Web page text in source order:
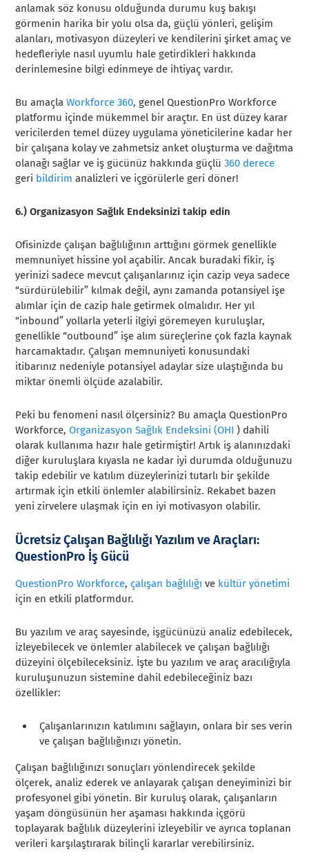
anlamak söz konusu olduğunda durumu kuş bakışı
görmenin harika bir yolu olsa da, güçlü yönleri, gelişim
alanları, motivasyon düzeyleri ve kendilerini şirket amaç ve
hedefleriyle nasıl uyumlu hale getirdikleri hakkında
derinlemesine bilgi edinmeye de ihtiyaç vardır.
Bu amaçlaWorkforce 360, genel QuestionPro Workforce
platformu içinde mükemmel bir araçtır. En üst düzey karar
vericilerden temel düzey uygulama yöneticilerine kadar her
bir çalışana kolay ve zahmetsiz anket oluşturma ve dağıtma
olanağı sağlar ve iş gücünüz hakkında güçlü360 derece
geri bildirim analizleri ve içgörülerle geri döner!
6.) Organizasyon Sağlık Endeksinizi takip edin
Ofisinizde çalışan bağlılığının arttığını görmek genellikle
memnuniyet hissine yol açabilir. Ancak buradaki fikir, iş
yerinizi sadece mevcut çalışanlarınız için cazip veya sadece
“sürdürülebilir” kılmak değil, aynı zamanda potansiyel işe
alımlar için de cazip hale getirmek olmalıdır. Her yıl
“inbound” yollarla yeterli ilgiyi göremeyen kuruluşlar,
genellikle “outbound” işe alım süreçlerine çok fazla kaynak
harcamaktadır. Çalışan memnuniyeti konusundaki
itibarınız nedeniyle potansiyel adaylar size ulaştığında bu
miktar önemli ölçüde azalabilir.
Peki bu fenomeni nasıl ölçersiniz? Bu amaçla QuestionPro
Workforce,Organizasyon Sağlık Endeksini (OHI ) dahili
olarak kullanıma hazır hale getirmiştir! Artık iş alanınızdaki
diğer kuruluşlara kıyasla ne kadar iyi durumda olduğunuzu
takip edebilir ve katılım düzeylerinizi tutarlı bir şekilde
artırmak için etkili önlemler alabilirsiniz. Rekabet bazen
yeni zirvelere ulaşmak için en iyi motivasyon olabilir.
Ücretsiz Çalışan Bağlılığı Yazılım ve Araçları:
QuestionPro İş Gücü
QuestionPro Workforce, çalışan bağlılığı ve kültür yönetimi
için en etkili platformdur.
Bu yazılım ve araç sayesinde, işgücünüzü analiz edebilecek,
izleyebilecek ve önlemler alabilecek ve çalışan bağlılığı
düzeyini ölçebileceksiniz. İşte bu yazılım ve araç aracılığıyla
kuruluşunuzun sistemine dahil edebileceğiniz bazı
özellikler:
Çalışanlarınızın katılımını sağlayın, onlara bir ses verin
ve çalışan bağlılığınızı yönetin.
Çalışan bağlılığınızı sonuçları yönlendirecek şekilde
ölçerek, analiz ederek ve anlayarak çalışan deneyiminizi bir
profesyonel gibi yönetin. Bir kuruluş olarak, çalışanların
yaşam döngüsünün her aşaması hakkında içgörü
toplayarak bağlılık düzeylerini izleyebilir ve ayrıca toplanan
verileri karşılaştırarak bilinçli kararlar verebilirsiniz.